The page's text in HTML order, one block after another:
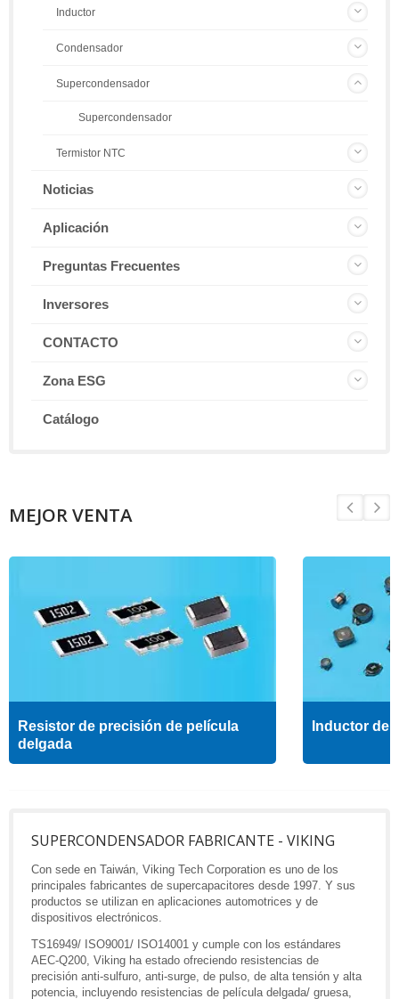
Inductor
Condensador
Supercondensador
Supercondensador
Termistor NTC
Noticias
Aplicación
Preguntas Frecuentes
Inversores
CONTACTO
Zona ESG
Catálogo
MEJOR VENTA
Resistor de precisión de película
delgada
Inductor de
SUPERCONDENSADOR FABRICANTE - VIKING
Con sede en Taiwán, Viking Tech Corporation es uno de los
principales fabricantes de supercapacitores desde 1997. Y sus
productos se utilizan en aplicaciones automotrices y de
dispositivos electrónicos.
TS16949/ ISO9001/ ISO14001 y cumple con los estándares
AEC-Q200, Viking ha estado ofreciendo resistencias de
precisión anti-sulfuro, anti-surge, de pulso, de alta tensión y alta
potencia, incluyendo resistencias de película delgada/ gruesa,